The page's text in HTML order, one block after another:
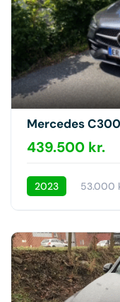
Mercedes
439.500 kr.
2023 53.000